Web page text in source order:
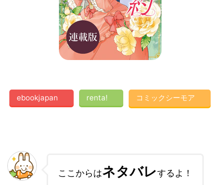
ebookjapan renta! コミックシーモア
ここからはネタバレするよ！